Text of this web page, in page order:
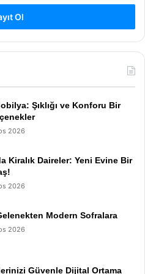
Ol
Şıklığı ve Konforu Bir
2026
Kiralık Daireler: Yeni Evine Bir
2026
Modern Sofralara
2026
Güvenle Dijital Ortama